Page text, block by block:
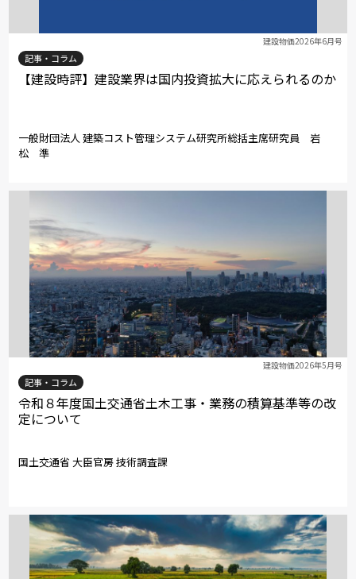
建設物価2026年6月号
記事・コラム
【建設時評】建設業界は国内投資拡大に応えられるのか
一般財団法人 建築コスト管理システム研究所総括主席研究員 岩
松 準
建設物価2026年5月号
記事・コラム
令和８年度国土交通省土木工事・業務の積算基準等の改
定について
国土交通省 大臣官房 技術調査課